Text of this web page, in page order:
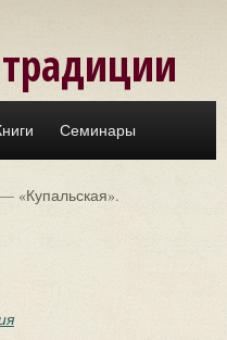
Семинары
«Купальская».